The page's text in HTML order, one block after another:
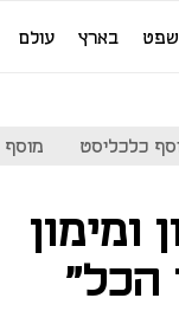
בארץ עולם
כלכליסט מוסף
הכל"